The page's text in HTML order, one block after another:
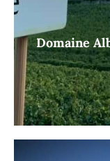
Domaine